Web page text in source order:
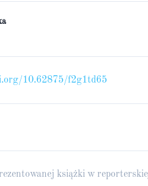
10.62875/f2g1td65
książki w